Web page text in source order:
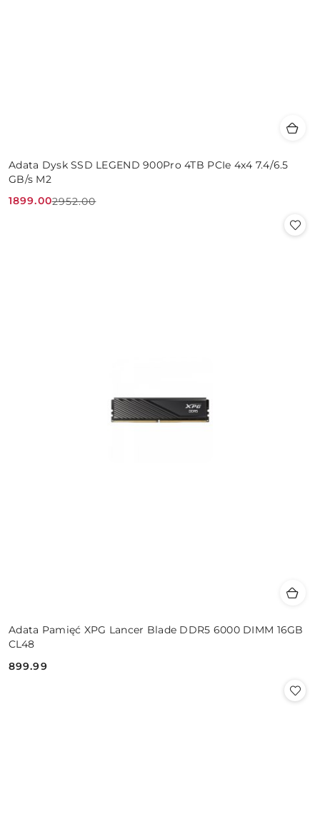
Adata Dysk SSD LEGEND 900Pro 4TB PCIe 4x4 7.4/6.5
GB/s M2
Cena
1899.00
Cena
2952.00
Adata Pamięć XPG Lancer Blade DDR5 6000 DIMM 16GB
CL48
Cena:
899.99